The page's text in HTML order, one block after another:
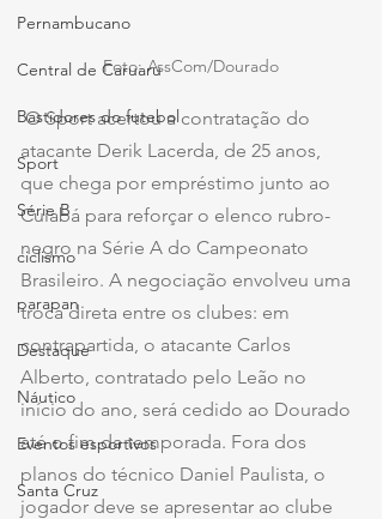
Pernambucano
Central de Caruaru
Bastidores do futebol
Sport
Série B
ciclismo
parapan
Destaque
Náutico
Eventos esportivos
Santa Cruz
Foto: AssCom/Dourado
O Sport acertou a contratação do
atacante Derik Lacerda, de 25 anos,
que chega por empréstimo junto ao
Cuiabá para reforçar o elenco rubro-
negro na Série A do Campeonato
Brasileiro. A negociação envolveu uma
troca direta entre os clubes: em
contrapartida, o atacante Carlos
Alberto, contratado pelo Leão no
início do ano, será cedido ao Dourado
até o fim da temporada. Fora dos
planos do técnico Daniel Paulista, o
jogador deve se apresentar ao clube